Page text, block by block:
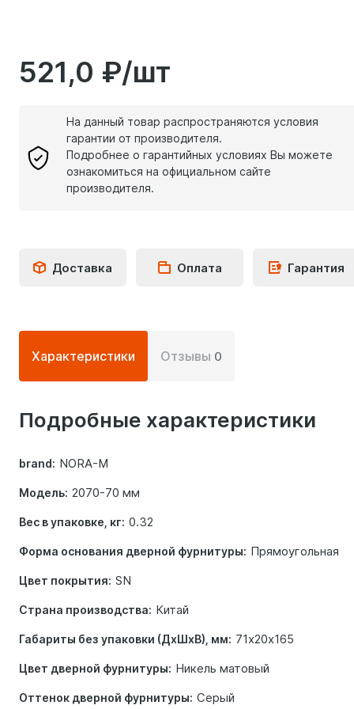
521,0 ₽/шт
На данный товар распространяются условия
гарантии от производителя.
Подробнее о гарантийных условиях Вы можете
ознакомиться на официальном сайте
производителя.
Доставка Оплата Гарантия
информация
товаре
Характеристики Отзывы 0
Подробные характеристики
brand: NORA-M
Модель: 2070-70 мм
Вес в упаковке, кг: 0.32
Форма основания дверной фурнитуры: Прямоугольная
Цвет покрытия: SN
Страна производства: Китай
Габариты без упаковки (ДхШхВ), мм: 71х20х165
Цвет дверной фурнитуры: Никель матовый
Оттенок дверной фурнитуры: Серый